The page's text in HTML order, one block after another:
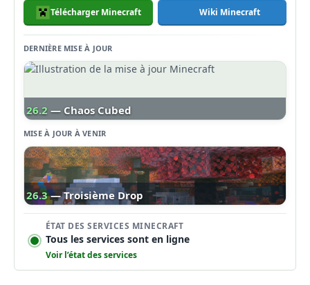
Télécharger Minecraft Wiki Minecraft
DERNIÈRE MISE À JOUR
26.2 — Chaos Cubed
MISE À JOUR À VENIR
26.3 — Troisième Drop
ÉTAT DES SERVICES MINECRAFT
Tous les services sont en ligne
Voir l’état des services